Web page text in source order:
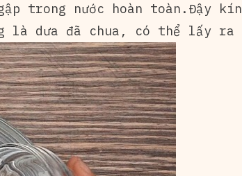
trong nước hoàn toàn.Đậy
là dưa đã chua, có thể lấy